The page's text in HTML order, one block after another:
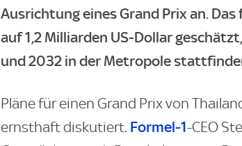
Ausrichtung eines Grand Prix an.
auf 1,2 Milliarden US-Dollar
und 2032 in der Metropole
Pläne für einen Grand Prix von
ernsthaft diskutiert. Formel-1-CEO